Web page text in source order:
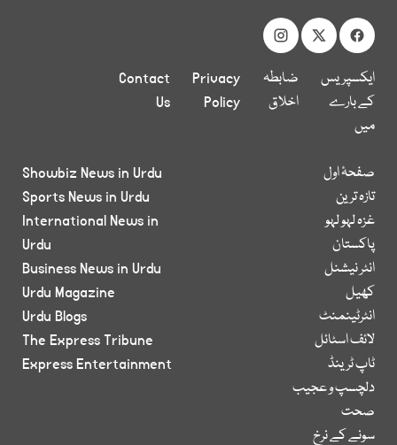
ایکسپریس
کے بارے
میں
ضابطہ
اخلاق
Privacy
Policy
Contact
Us
صفحۂ اول
تازہ ترین
غزہ لہو لہو
پاکستان
انٹر نیشنل
کھیل
انٹرٹینمنٹ
لائف اسٹائل
ٹاپ ٹرینڈ
دلچسپ و عجیب
صحت
سونے کے نرخ
Showbiz News in Urdu
Sports News in Urdu
International News in
Urdu
Business News in Urdu
Urdu Magazine
Urdu Blogs
The Express Tribune
Express Entertainment